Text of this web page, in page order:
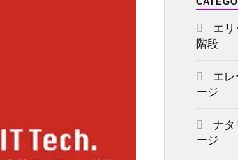
エ
階段
エレ
ージ
ナタ
ージ